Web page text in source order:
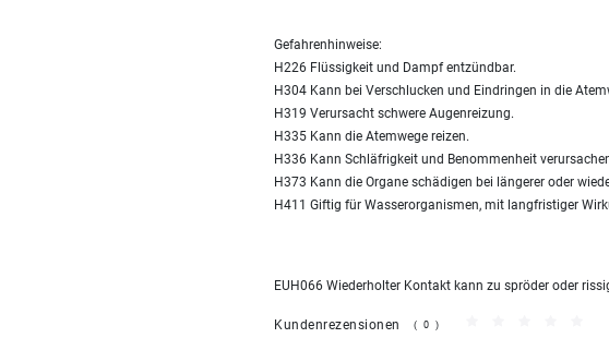
Gefahrenhinweise:
H226 Flüssigkeit und Dampf entzündbar.
H304 Kann bei Verschlucken und Eindringen in die
H319 Verursacht schwere Augenreizung.
H335 Kann die Atemwege reizen.
H336 Kann Schläfrigkeit und Benommenheit
H373 Kann die Organe schädigen bei längerer oder
H411 Giftig für Wasserorganismen, mit langfristiger
EUH066 Wiederholter Kontakt kann zu spröder oder
Kundenrezensionen (0)